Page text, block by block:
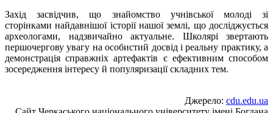
Захід засвідчив, що знайомство учнівської молоді зі
сторінками найдавнішої історії нашої землі, що досліджується
археологами, надзвичайно актуальне. Школярі звертають
першочергову увагу на особистий досвід і реальну практику, а
демонстрація справжніх артефактів є ефективним способом
зосередження інтересу й популяризації складних тем.
Джерело: cdu.edu.ua